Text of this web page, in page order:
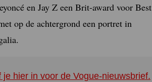
en Jay Z een Brit-award voor Best
op de achtergrond een portret in
hier in voor de Vogue-nieuwsbrief.